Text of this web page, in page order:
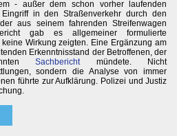
- außer dem schon vorher laufenden
in den Straßenverkehr durch den
aus seinem fahrenden Streifenwagen
gab es allgemeiner formulierte
Wirkung zeigten. Eine Ergänzung am
Erkenntnisstand der Betroffenen, der
Sachberichtmündete. Nicht
sondern die Analyse von immer
führte zur Aufklärung. Polizei und Justiz